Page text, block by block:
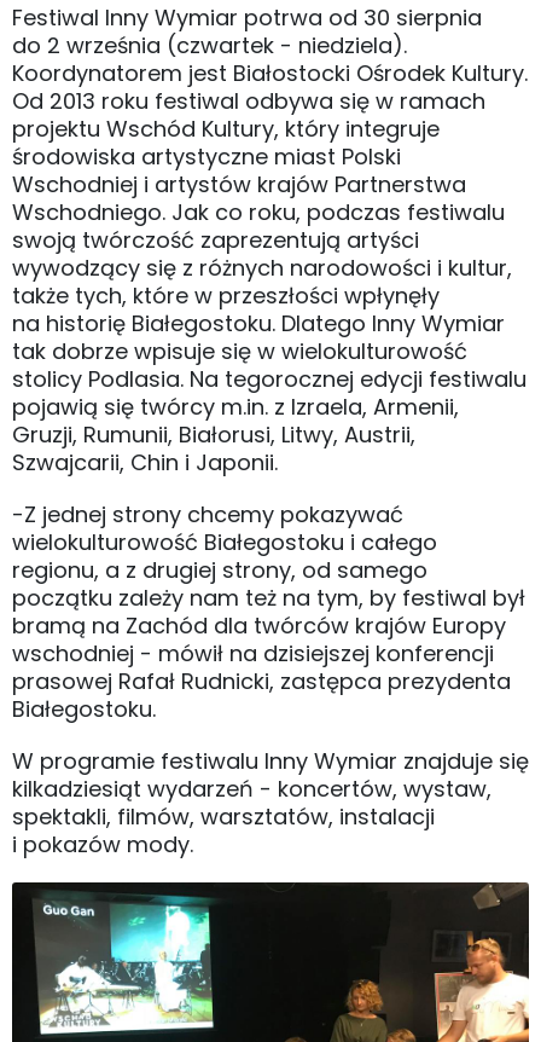
Festiwal Inny Wymiar potrwa od 30 sierpnia
do 2 września (czwartek - niedziela).
Koordynatorem jest Białostocki Ośrodek Kultury.
Od 2013 roku festiwal odbywa się w ramach
projektu Wschód Kultury, który integruje
środowiska artystyczne miast Polski
Wschodniej i artystów krajów Partnerstwa
Wschodniego. Jak co roku, podczas festiwalu
swoją twórczość zaprezentują artyści
wywodzący się z różnych narodowości i kultur,
także tych, które w przeszłości wpłynęły
na historię Białegostoku. Dlatego Inny Wymiar
tak dobrze wpisuje się w wielokulturowość
stolicy Podlasia. Na tegorocznej edycji festiwalu
pojawią się twórcy m.in. z Izraela, Armenii,
Gruzji, Rumunii, Białorusi, Litwy, Austrii,
Szwajcarii, Chin i Japonii.
-Z jednej strony chcemy pokazywać
wielokulturowość Białegostoku i całego
regionu, a z drugiej strony, od samego
początku zależy nam też na tym, by festiwal był
bramą na Zachód dla twórców krajów Europy
wschodniej - mówił na dzisiejszej konferencji
prasowej Rafał Rudnicki, zastępca prezydenta
Białegostoku.
W programie festiwalu Inny Wymiar znajduje się
kilkadziesiąt wydarzeń - koncertów, wystaw,
spektakli, filmów, warsztatów, instalacji
i pokazów mody.